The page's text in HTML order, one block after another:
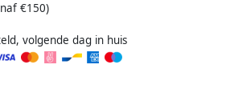
€150)
volgende dag in huis